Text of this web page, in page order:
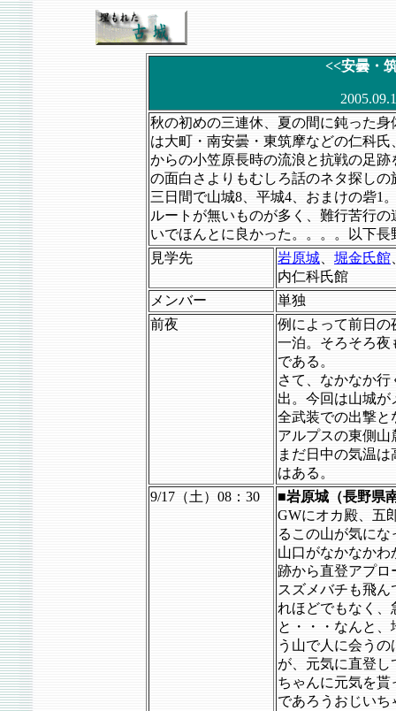
<<安曇・
秋の初めの三連休、夏の間に鈍った
は大町・南安曇・東筑摩などの仁科
からの小笠原長時の流浪と抗戦の足
の面白さよりもむしろ話のネタ探し
三日間で山城8、平城4、おまけの砦1
ルートが無いものが多く、難行苦行
いでほんとに良かった。。。。以下長
見学先
岩原城 堀金氏館
内仁科氏館
メンバー
単独
前夜
例によって前日の
一泊。そろそろ夜
である。
さて、なかなか
出。今回は山城
全武装での出撃と
アルプスの東側
まだ日中の気温
はある。
9/17（土）08：30
■岩原城（長野県
GWにオカ殿、五
るこの山が気に
山口がなかなか
跡から直登アプ
スズメバチも飛
れほどでもなく、
と・・・なんと
う山で人に会う
が、元気に直登
ちゃんに元気を貰
であろうおじい